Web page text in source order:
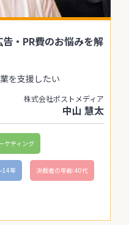
告・PR費のお悩みを解
を支援したい
株式会社ポストメディア
中山 慧太
ケティング
14年 決裁者の年齢:40代